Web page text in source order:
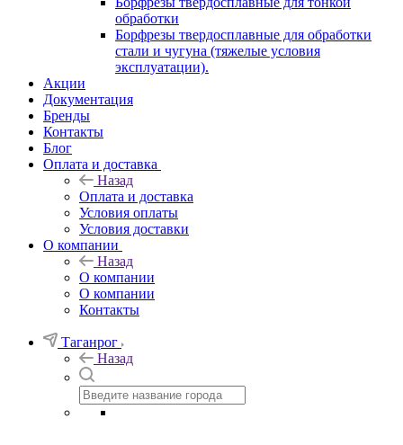
обработки
Борфрезы твердосплавные для обработки
стали и чугуна (тяжелые условия
эксплуатации).
Акции
Документация
Бренды
Контакты
Блог
Оплата и доставка
Назад
Оплата и доставка
Условия оплаты
Условия доставки
О компании
Назад
О компании
О компании
Контакты
Таганрог
Назад